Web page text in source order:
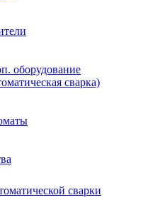
оборудование
сварка)
сварки